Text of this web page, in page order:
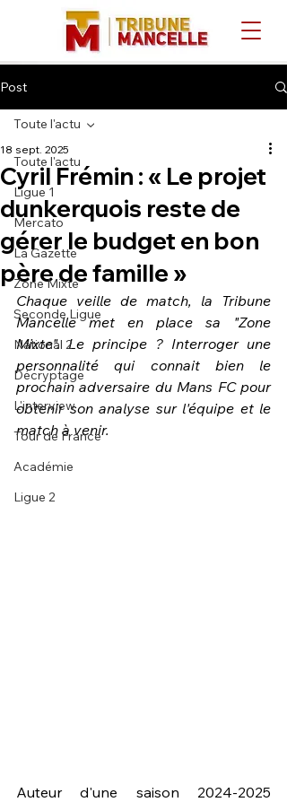
Post
Toute l'actu
Ligue 1
Mercato
La Gazette
Zone Mixte
Seconde Ligue
National 2
Décryptage
L'interview
Tour de France
Académie
Ligue 2
Toute l'actu
Cyril Frémin : « Le projet
dunkerquois reste de
gérer le budget en bon
père de famille »
18 sept. 2025
Chaque veille de match, la Tribune
Mancelle met en place sa "Zone
Mixte". Le principe ? Interroger une
personnalité qui connait bien le
prochain adversaire du Mans FC pour
obtenir son analyse sur l'équipe et le
match à venir.
Auteur d'une saison 2024-2025